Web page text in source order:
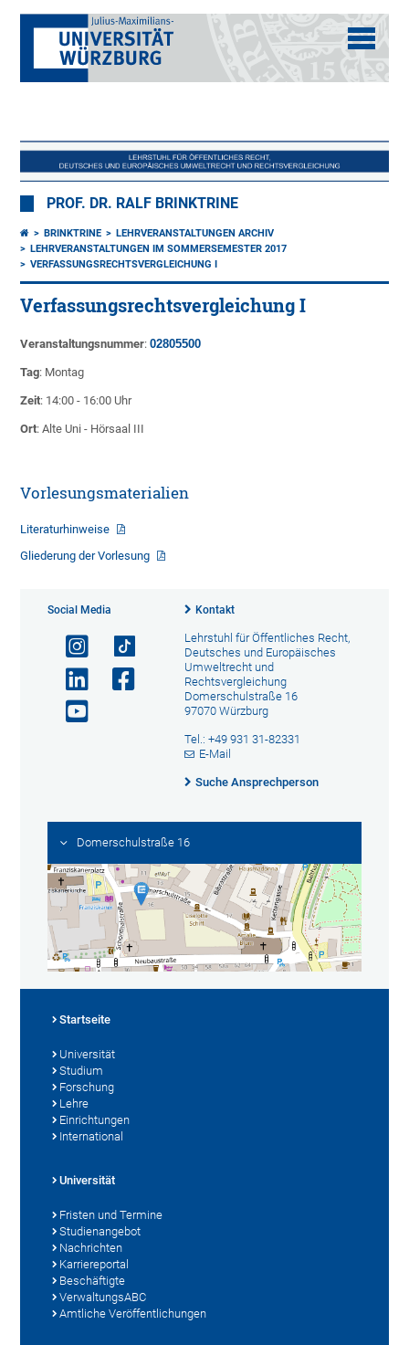
PROF. DR. RALF BRINKTRINE
BRINKTRINE
LEHRVERANSTALTUNGEN ARCHIV
LEHRVERANSTALTUNGEN IM SOMMERSEMESTER 2017
VERFASSUNGSRECHTSVERGLEICHUNG I
Verfassungsrechtsvergleichung I
Veranstaltungsnummer:02805500
Tag: Montag
Zeit: 14:00 - 16:00 Uhr
Ort: Alte Uni - Hörsaal III
Vorlesungsmaterialien
Literaturhinweise
Gliederung der Vorlesung
Social Media Kontakt
Lehrstuhl für Öffentliches Recht,
Deutsches und Europäisches
Umweltrecht und
Rechtsvergleichung
Domerschulstraße 16
97070 Würzburg
Tel.: +49 931 31-82331
E-Mail
Suche Ansprechperson
Domerschulstraße 16
Startseite
Universität
Studium
Forschung
Lehre
Einrichtungen
International
Universität
Fristen und Termine
Studienangebot
Nachrichten
Karriereportal
Beschäftigte
VerwaltungsABC
Amtliche Veröffentlichungen